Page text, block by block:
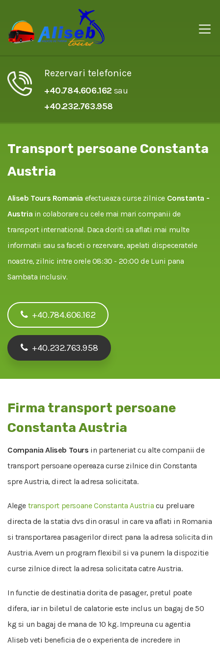
Rezervari telefonice
+40.784.606.162 sau
+40.232.763.958
Transport persoane Constanta
Austria
Aliseb Tours Romania efectueaza curse zilnice Constanta -
Austria in colaborare cu cele mai mari companii de
transport international. Daca doriti sa aflati mai multe
informatii sau sa faceti o rezervare, apelati dispeceratele
noastre, zilnic intre orele 08:30 - 20:00 de Luni pana
Sambata inclusiv.
+40.784.606.162
+40.232.763.958
Firma transport persoane
Constanta Austria
Compania Aliseb Tours in parteneriat cu alte companii de
transport persoane opereaza curse zilnice din Constanta
spre Austria, direct la adresa solicitata.
Alege transport persoane Constanta Austria cu preluare
directa de la statia dvs din orasul in care va aflati in Romania
si transportarea pasagerilor direct pana la adresa solicita din
Austria. Avem un program flexibil si va punem la dispozitie
curse zilnice direct la adresa solicitata catre Austria.
In functie de destinatia dorita de pasager, pretul poate
difera, iar in biletul de calatorie este inclus un bagaj de 50
kg si un bagaj de mana de 10 kg. Impreuna cu agentia
Aliseb veti beneficia de o experienta de incredere in